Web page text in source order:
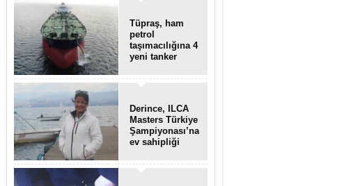
Tüpraş, ham
petrol
taşımacılığına 4
yeni tanker
Derince, ILCA
Masters Türkiye
Şampiyonası’na
ev sahipliği